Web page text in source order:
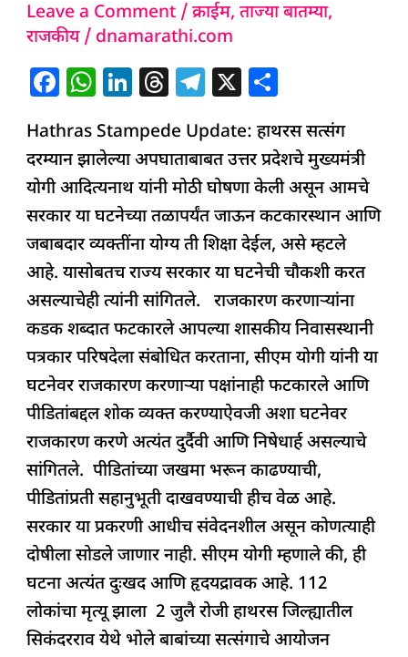
Leave a Comment /क्राईम,ताज्या बातम्या,
राजकीय/ dnamarathi.com
F
c
e
b
o
o
k
W
at
s
A
p
p
Li
k
e
dI
n
T
re
a
d
s
T
e
g
ra
m
X
ar
e
Hathras Stampede Update: हाथरस सत्संग
दरम्यान झालेल्या अपघाताबाबत उत्तर प्रदेशचे मुख्यमंत्री
योगी आदित्यनाथ यांनी मोठी घोषणा केली असून आमचे
सरकार या घटनेच्या तळापर्यंत जाऊन कटकारस्थान आणि
जबाबदार व्यक्तींना योग्य ती शिक्षा देईल, असे म्हटले
आहे. यासोबतच राज्य सरकार या घटनेची चौकशी करत
असल्याचेही त्यांनी सांगितले. राजकारण करणाऱ्यांना
कडक शब्दात फटकारले आपल्या शासकीय निवासस्थानी
पत्रकार परिषदेला संबोधित करताना, सीएम योगी यांनी या
घटनेवर राजकारण करणाऱ्या पक्षांनाही फटकारले आणि
पीडितांबद्दल शोक व्यक्त करण्याऐवजी अशा घटनेवर
राजकारण करणे अत्यंत दुर्दैवी आणि निषेधार्ह असल्याचे
सांगितले. पीडितांच्या जखमा भरून काढण्याची,
पीडितांप्रती सहानुभूती दाखवण्याची हीच वेळ आहे.
सरकार या प्रकरणी आधीच संवेदनशील असून कोणत्याही
दोषीला सोडले जाणार नाही. सीएम योगी म्हणाले की, ही
घटना अत्यंत दुःखद आणि हृदयद्रावक आहे. 112
लोकांचा मृत्यू झाला 2 जुलै रोजी हाथरस जिल्ह्यातील
सिकंदरराव येथे भोले बाबांच्या सत्संगाचे आयोजन